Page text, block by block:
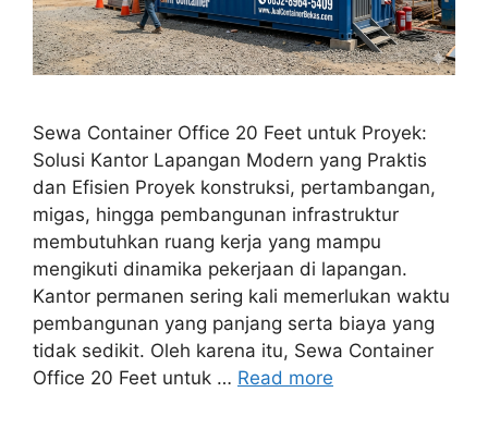
Sewa Container Office 20 Feet untuk Proyek:
Solusi Kantor Lapangan Modern yang Praktis
dan Efisien Proyek konstruksi, pertambangan,
migas, hingga pembangunan infrastruktur
membutuhkan ruang kerja yang mampu
mengikuti dinamika pekerjaan di lapangan.
Kantor permanen sering kali memerlukan waktu
pembangunan yang panjang serta biaya yang
tidak sedikit. Oleh karena itu, Sewa Container
Office 20 Feet untuk … Read more